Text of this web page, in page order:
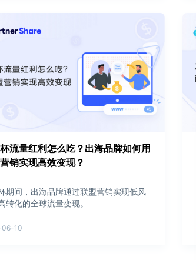
流量红利怎么吃？出海品牌如何用
销实现高效变现？
期间，出海品牌通过联盟营销实现低风
转化的全球流量变现。
06-10